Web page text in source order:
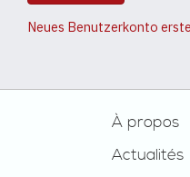
Neues Benutzerkonto
À propos
Actualités